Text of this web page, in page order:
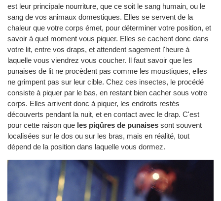
est leur principale nourriture, que ce soit le sang humain, ou le
sang de vos animaux domestiques. Elles se servent de la
chaleur que votre corps émet, pour déterminer votre position, et
savoir à quel moment vous piquer. Elles se cachent donc dans
votre lit, entre vos draps, et attendent sagement l'heure à
laquelle vous viendrez vous coucher. Il faut savoir que les
punaises de lit ne procèdent pas comme les moustiques, elles
ne grimpent pas sur leur cible. Chez ces insectes, le procédé
consiste à piquer par le bas, en restant bien cacher sous votre
corps. Elles arrivent donc à piquer, les endroits restés
découverts pendant la nuit, et en contact avec le drap. C'est
pour cette raison que les piqûres de punaises sont souvent
localisées sur le dos ou sur les bras, mais en réalité, tout
dépend de la position dans laquelle vous dormez.